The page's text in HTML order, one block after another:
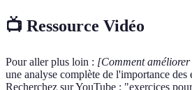
📺 Ressource Vidéo
Pour aller plus loin : [Comment améliorer
une analyse complète de l'importance des
Recherchez sur YouTube : "exercices